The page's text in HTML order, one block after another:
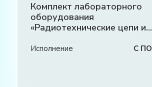
Комплект лабораторного
оборудования
«Радиотехнические цепи и
Исполнение С ПО